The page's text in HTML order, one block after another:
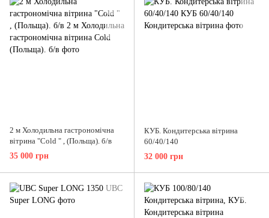
2 м Холодильна гастрономічна
вітрина "Cold " , (Польща). б/в
35 000 грн
КУБ. Кондитерська вітрина
60/40/140
32 000 грн